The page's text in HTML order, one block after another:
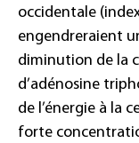
occidentale
engendreraient
diminution de la
d’adénosine
de l’énergie à la
forte